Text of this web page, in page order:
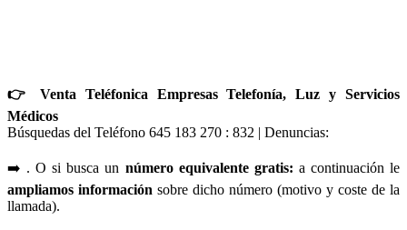
👉 Venta Teléfonica Empresas Telefonía, Luz y Servicios
Médicos
Búsquedas del Teléfono 645 183 270 : 832 | Denuncias:
➡️ . O si busca un número equivalente gratis: a continuación le
ampliamos información sobre dicho número (motivo y coste de la
llamada).